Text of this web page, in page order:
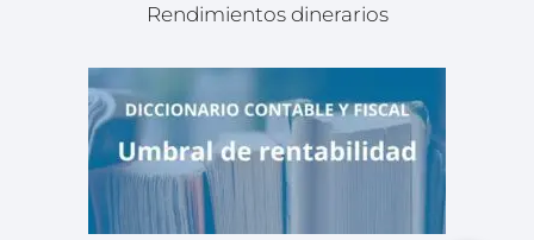
Rendimientos dinerarios